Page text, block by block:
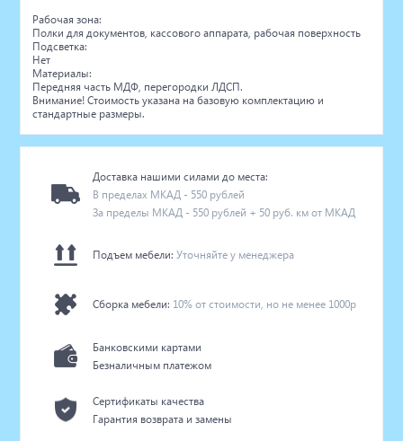
Рабочая зона:
Полки для документов, кассового аппарата, рабочая поверхность
Подсветка:
Нет
Материалы:
Передняя часть МДФ, перегородки ЛДСП.
Внимание! Стоимость указана на базовую комплектацию и
стандартные размеры.
Доставка нашими силами до места:
В пределах МКАД - 550 рублей
За пределы МКАД - 550 рублей + 50 руб. км от МКАД
Подъем мебели:Уточняйте у менеджера
Сборка мебели: 10% от стоимости, но не менее 1000р
Банковскими картами
Безналичным платежом
Сертификаты качества
Гарантия возврата и замены